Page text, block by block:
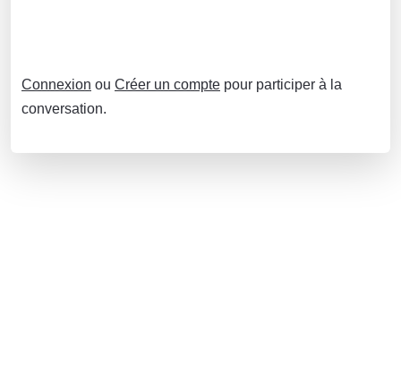
Connexion ou Créer un compte pour participer à la
conversation.